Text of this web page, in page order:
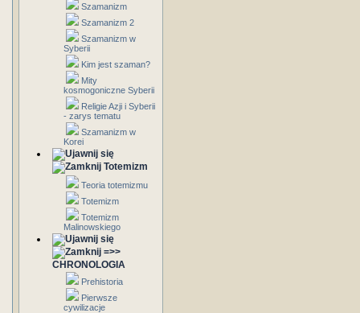
Szamanizm
Szamanizm 2
Szamanizm w
Syberii
Kim jest szaman?
Mity
kosmogoniczne Syberii
Religie Azji i Syberii
- zarys tematu
Szamanizm w
Korei
Totemizm
Teoria totemizmu
Totemizm
Totemizm
Malinowskiego
=>>
CHRONOLOGIA
Prehistoria
Pierwsze
cywilizacje